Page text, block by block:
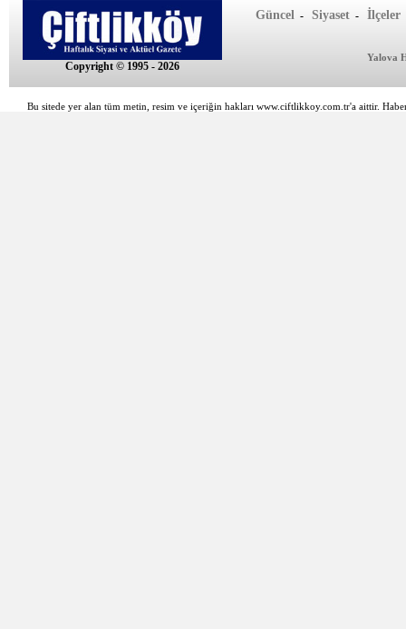
Copyright © 1995 - 2026
Güncel -Siyaset -İlçeler
Yalova
Bu sitede yer alan tüm metin, resim ve içeriğin hakları www.ciftlikkoy.com.tr'a aittir.